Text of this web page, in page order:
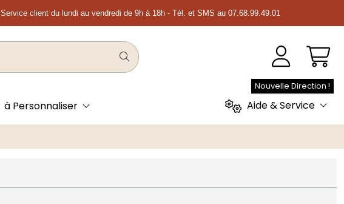
Service client du lundi au vendredi de 9h à 18h - Tél. et SMS au 07.68.99.49.01
à Personnaliser Aide & Service
Nouvelle Direction !